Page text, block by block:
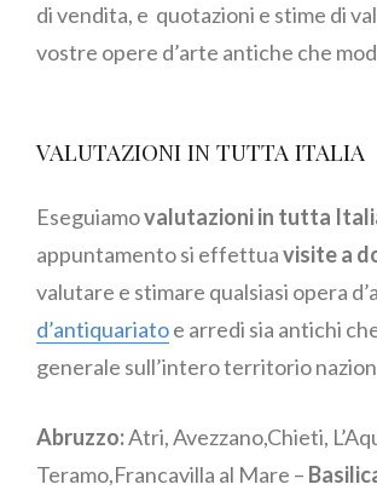
di vendita, e quotazioni e stime di
vostre opere d’arte antiche che
VALUTAZIONI IN TUTTA ITALIA
Eseguiamovalutazioni in tutta
appuntamento si effettuavisite a
valutare e stimare qualsiasi opera
d’antiquariatoe arredi sia antichi
generale sull’intero territorio
Abruzzo:Atri, Avezzano,Chieti,
Teramo,Francavilla al Mare –